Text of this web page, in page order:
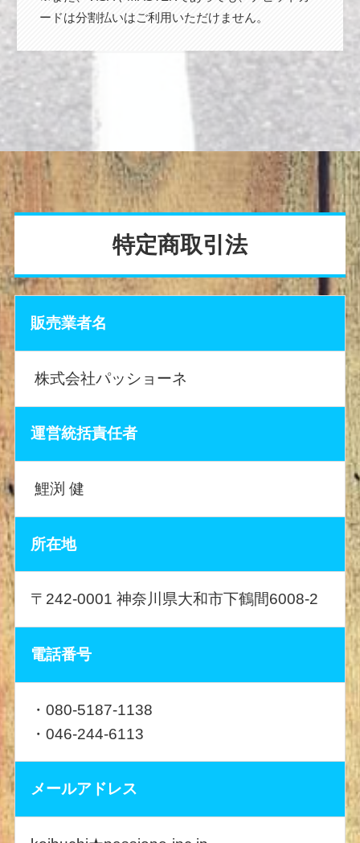
ードは分割払いはご利用いただけません。
特定商取引法
販売業者名
株式会社パッショーネ
運営統括責任者
鯉渕 健
所在地
〒242-0001 神奈川県大和市下鶴間6008-2
電話番号
・080-5187-1138
・046-244-6113
メールアドレス